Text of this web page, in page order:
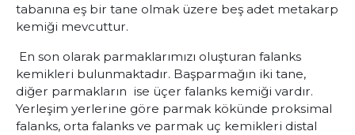
tabanına eş bir tane olmak üzere beş adet metakarp
kemiği mevcuttur.
En son olarak parmaklarımızı oluşturan falanks
kemikleri bulunmaktadır. Başparmağın iki tane,
diğer parmakların ise üçer falanks kemiği vardır.
Yerleşim yerlerine göre parmak kökünde proksimal
falanks, orta falanks ve parmak uç kemikleri distal